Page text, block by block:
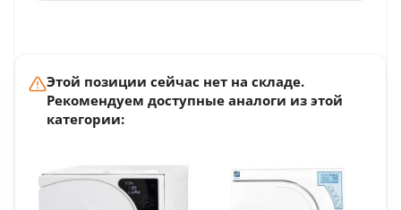
Этой позиции сейчас нет на складе.
Рекомендуем доступные аналоги из этой
категории: